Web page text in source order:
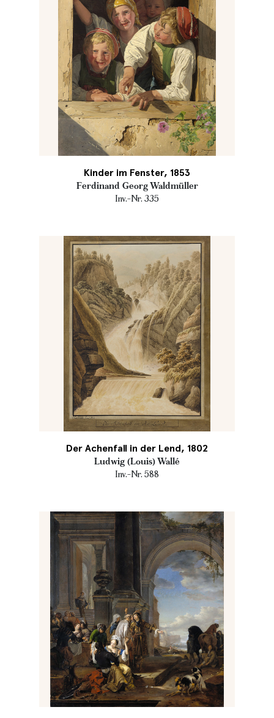
Kinder im Fenster, 1853
Ferdinand Georg Waldmüller
Inv.-Nr. 335
Der Achenfall in der Lend, 1802
Ludwig (Louis) Wallé
Inv.-Nr. 588